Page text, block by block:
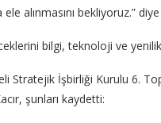
alınmasını bekliyoruz.”
bilgi, teknoloji ve
Stratejik İşbirliği Kurulu 6.
şunları kaydetti: